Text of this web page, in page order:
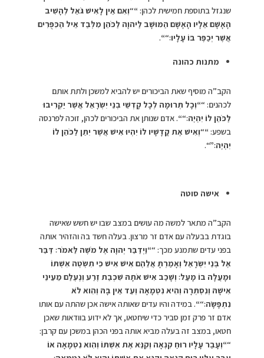
שנגזל בתוספת חמישית לכהן:“
“וְאִם אֵין לָאִישׁ גֹּאֵל לְהָשִׁיב
הָאָשָׁם אֵלָיו הָאָשָׁם הַמּוּשָׁב לַיהוָה לַכֹּהֵן מִלְּבַד אֵיל הַכִּפֻּרִים
אֲשֶׁר יְכַפֶּר בּוֹ עָלָיו׃“
“
.
מתנות כהונה
הקב”ה מוסיף שאת הביכורים יש להביא למשכן ולתת אותם
לכהנים: ““וְכָל תְּרוּמָה לְכָל קָדְשֵׁי בְנֵי יִשְׂרָאֵל אֲשֶׁר יַקְרִיבוּ
לַכֹּהֵן לוֹ יִהְיֶה׃“
“. אדם שנותן את הביכורים לכהן, זוכה לפרנסה
בשפע:“
“וְאִישׁ אֶת קֳדָשָׁיו לוֹ יִהְיוּ אִישׁ אֲשֶׁר יִתֵּן לַכֹּהֵן לוֹ
יִהְיֶה׃”“.
אישה סוטה
הקב”ה מתאר למשה מה עושים במצב שבו יש חשש שאישה
בוגדת בבעלה עם אדם זר מרצון. בעלה חשד בה והזהיר אותה
בפני עדים שתמנע מכך: ““וַיְדַבֵּר יְהוָה אֶל מֹשֶׁה לֵּאמֹר׃ דַּבֵּר
אֶל בְּנֵי יִשְׂרָאֵל וְאָמַרְתָּ אֲלֵהֶם אִישׁ אִישׁ כִּי תִשְׂטֶה אִשְׁתּוֹ
וּמָעֲלָה בוֹ מָעַל׃ וְשָׁכַב אִישׁ אֹתָהּ שִׁכְבַת זֶרַע וְנֶעְלַם מֵעֵינֵי
אִישָׁהּ וְנִסְתְּרָה וְהִיא נִטְמָאָה וְעֵד אֵין בָּהּ וְהִוא לֹא
נִתְפָּשָׂה׃“
“. במידה והיו עדים שאותה אישה אכן שהתה עם אותו
אדם זר פרק זמן סביר כדי שיחטאו, אך לא ידוע בוודאות שאכן
חטאו, במצב זה בעלה מביא אותה בפני הכהן במשכן עם קרבן:
“
“וְעָבַר עָלָיו רוּחַ קִנְאָה וְקִנֵּא אֶת אִשְׁתּוֹ וְהִוא נִטְמָאָה אוֹ